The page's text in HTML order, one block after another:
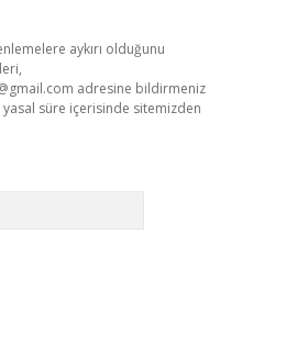
aykırı olduğunu
adresine bildirmeniz
süre içerisinde sitemizden